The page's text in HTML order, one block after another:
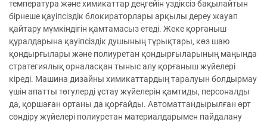
температура және химикаттар деңгейін үздіксіз бақылайтын
бірнеше қауіпсіздік блокираторлары арқылы дереу жауап
қайтару мүмкіндігін қамтамасыз етеді. Жеке қорғаныш
құралдарына қауіпсіздік душының тұрықтары, көз шаю
қондырғылары және полиуретан қондырғыларының маңында
стратегиялық орналасқан тыныс алу қорғаныш жүйелері
кіреді. Машина дизайны химикаттардың таралуын болдырмау
үшін апатты төгулерді ұстау жүйелерін қамтиды, персоналды
да, қоршаған ортаны да қорғайды. Автоматтандырылған өрт
сөндіру жүйелері полиуретан материалдарымен пайдалану